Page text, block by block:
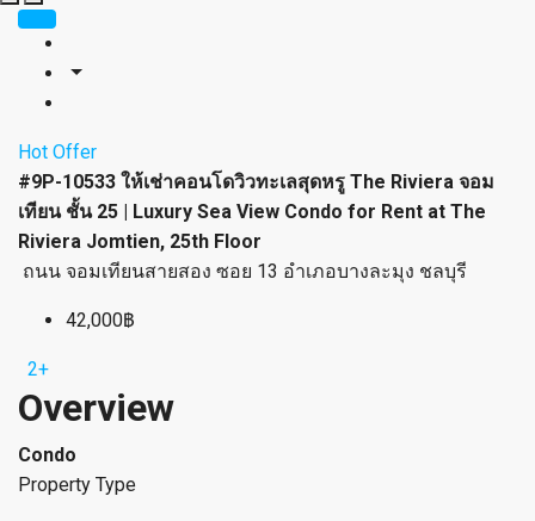
Hot Offer
#9P-10533 ให้เช่าคอนโดวิวทะเลสุดหรู The Riviera จอม
เทียน ชั้น 25 | Luxury Sea View Condo for Rent at The
Riviera Jomtien, 25th Floor
ถนน จอมเทียนสายสอง ซอย 13 อำเภอบางละมุง ชลบุรี
42,000฿
2+
Overview
Condo
Property Type